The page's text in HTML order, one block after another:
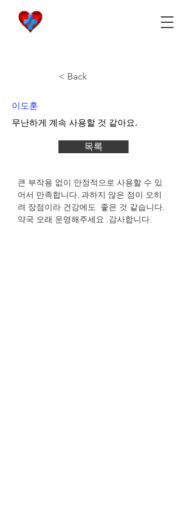
< Back
이도훈
무난하게 계속 사용할 것 같아요.
목록
큰 부작용 없이 안정적으로 사용할 수 있
어서 만족합니다. 과하지 않은 점이 오히
려 장점이라 건강에도  좋은 것 같습니다.
약국 오래 운영해주세요 .감사합니다.